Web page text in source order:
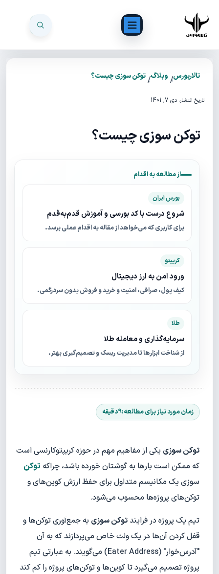
تالاربورس/ وبلاگ/توکن سوزی چیست؟
تاریخ انتشار: دی 7, 1401
توکن سوزی چیست؟
از مطالعه به اقدام
بورس ایران
شروع درست با کد بورسی و آموزش قدم‌به‌قدم
برای کاربری که می‌خواهد از مقاله به اقدام عملی برسد.
کریپتو
ورود امن به ارز دیجیتال
کیف پول، صرافی، امنیت و خرید و فروش بدون سردرگمی.
طلا
سرمایه‌گذاری و معامله طلا
از شناخت ابزارها تا مدیریت ریسک و تصمیم‌گیری بهتر.
توکن سوزی یکی از مفاهیم مهم در حوزه کریپتوکارنسی است
که ممکن است بارها به گوشتان خورده باشد، چراکه توکن
سوزی یک مکانیسم متداول برای حفظ ارزش کوین‌های و
توکن‌های پروژه‌ها محسوب می‌شود.
تیم یک پروژه در فرایندتوکن سوزی به جمع‌آوری توکن‌ها و
قفل کردن آن‌ها در یک ولت خاص می‌پردازند که به آن
"آدرس‌خوار" (Eater Address) می‌گویند. به عبارتی تیم
پروژه تصمیم می‌گیرد تا کوین‌ها و توکن‌های پروژه را کم کند